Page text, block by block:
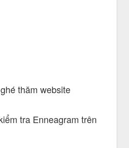
thăm website
tra Enneagram trên